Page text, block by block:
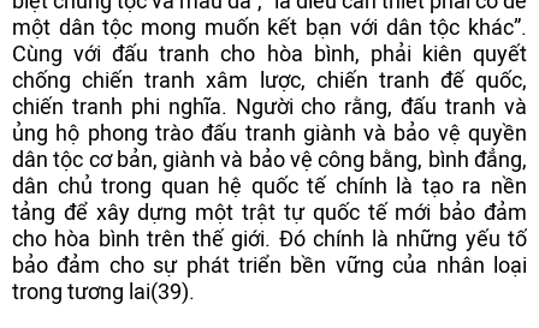
một dân tộc mong muốn kết bạn với dân tộc khác”.
Cùng với đấu tranh cho hòa bình, phải kiên quyết
chống chiến tranh xâm lược, chiến tranh đế quốc,
chiến tranh phi nghĩa. Người cho rằng, đấu tranh và
ủng hộ phong trào đấu tranh giành và bảo vệ quyền
dân tộc cơ bản, giành và bảo vệ công bằng, bình đẳng,
dân chủ trong quan hệ quốc tế chính là tạo ra nền
tảng để xây dựng một trật tự quốc tế mới bảo đảm
cho hòa bình trên thế giới. Đó chính là những yếu tố
bảo đảm cho sự phát triển bền vững của nhân loại
trong tương lai(39).